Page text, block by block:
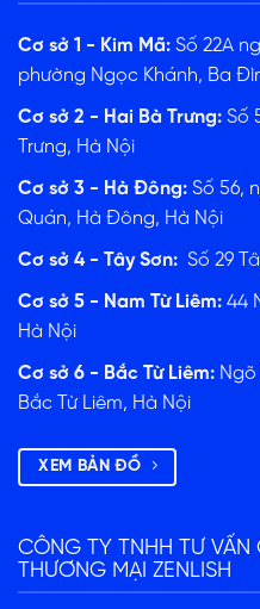
Cơ sở 1 - Kim Mã: Số 22A
phường Ngọc Khánh, Ba
Cơ sở 2 - Hai Bà Trưng: Số
Trưng, Hà Nội
Cơ sở 3 - Hà Đông: Số 56,
Quán, Hà Đông, Hà Nội
Cơ sở 4 - Tây Sơn: Số 29
Cơ sở 5 - Nam Từ Liêm: 44
Hà Nội
Cơ sở 6 - Bắc Từ Liêm:
Bắc Từ Liêm, Hà Nội
XEM BẢN ĐỒ
CÔNG TY TNHH TƯ VẤN
THƯƠNG MẠI ZENLISH